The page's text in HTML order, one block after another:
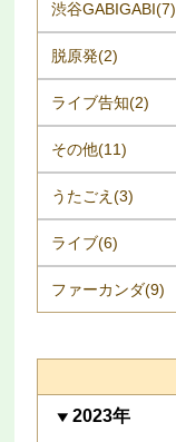
渋谷GABIGABI(7)
脱原発(2)
ライブ告知(2)
その他(11)
うたごえ(3)
ライブ(6)
ファーカンダ(9)
2023年